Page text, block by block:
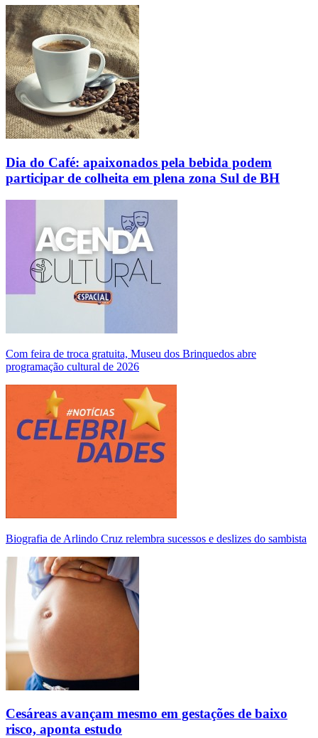
Dia do Café: apaixonados pela bebida podem
participar de colheita em plena zona Sul de BH
Com feira de troca gratuita, Museu dos Brinquedos abre
programação cultural de 2026
Biografia de Arlindo Cruz relembra sucessos e deslizes do sambista
Cesáreas avançam mesmo em gestações de baixo
risco, aponta estudo